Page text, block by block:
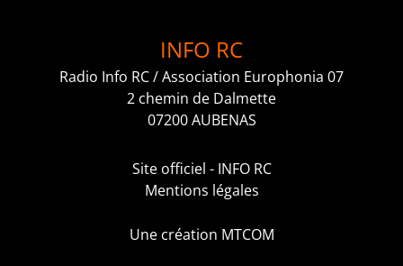
INFO RC
Radio Info RC / Association Europhonia 07
2 chemin de Dalmette
07200 AUBENAS
Site officiel - INFO RC
Mentions légales
Une création MTCOM